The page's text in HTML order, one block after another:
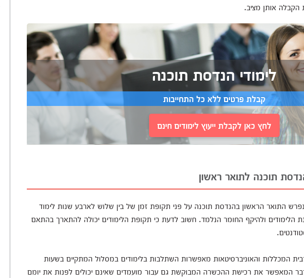
הקבלה אותן מציב.
לימודי הנדסת תוכנה
קבלת פרטים ללא כל התחייבות
לחץ כאן לקבלת ייעוץ לימודים חינם
תוכנה לתואר ראשון
התואר הראשון בהנדסת תוכנה על פני תקופת זמן של בין שלוש לארבע שנות לימוד
הלימודים ולהיקף החומר הנלמד. חשוב לדעת כי תקופת הלימודים יכולה להתארך בהתאם
המכללות והאוניברסיטאות מאפשרות השתלבות בלימודים במסלול המתקיים בשעות
דבר המאפשר את רכישת ההכשרה המבוקשת גם עבור מועמדים שאינם יכולים לפנות את יומם